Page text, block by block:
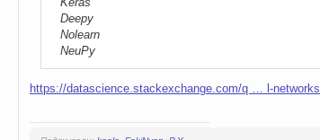
Deepy
Nolearn
NeuPy
https://datascience.stackexchange.com/q … l-networks